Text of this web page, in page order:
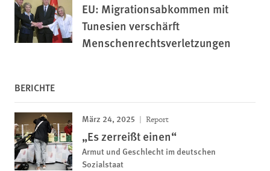
EU: Migrationsabkommen mit
Tunesien verschärft
Menschenrechtsverletzungen
BERICHTE
März 24, 2025 Report
„Es zerreißt einen“
Armut und Geschlecht im deutschen
Sozialstaat